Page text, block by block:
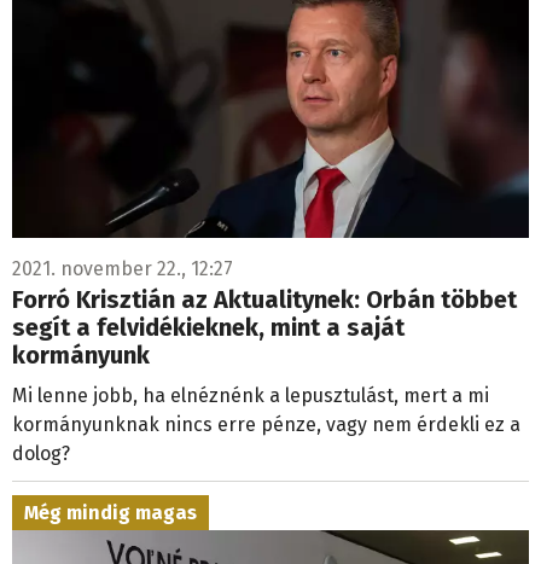
2021. november 22., 12:27
Forró Krisztián az Aktualitynek: Orbán többet
segít a felvidékieknek, mint a saját
kormányunk
Mi lenne jobb, ha elnéznénk a lepusztulást, mert a mi
kormányunknak nincs erre pénze, vagy nem érdekli ez a
dolog?
Még mindig magas